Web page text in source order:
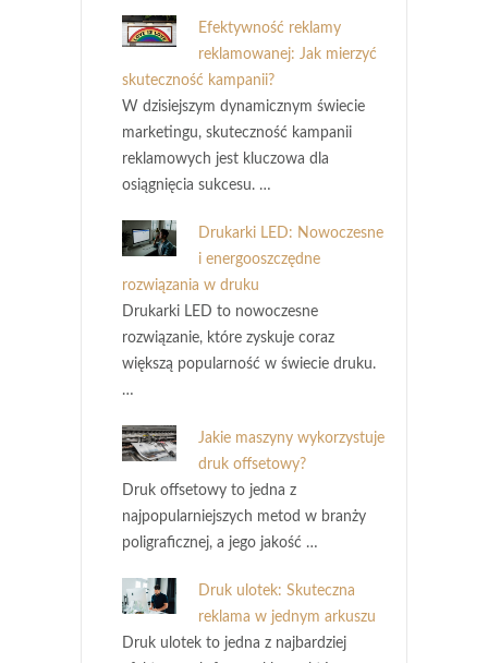
Efektywność reklamy
reklamowanej: Jak mierzyć
skuteczność kampanii?
W dzisiejszym dynamicznym świecie
marketingu, skuteczność kampanii
reklamowych jest kluczowa dla
osiągnięcia sukcesu. …
Drukarki LED: Nowoczesne
i energooszczędne
rozwiązania w druku
Drukarki LED to nowoczesne
rozwiązanie, które zyskuje coraz
większą popularność w świecie druku.
…
Jakie maszyny wykorzystuje
druk offsetowy?
Druk offsetowy to jedna z
najpopularniejszych metod w branży
poligraficznej, a jego jakość …
Druk ulotek: Skuteczna
reklama w jednym arkuszu
Druk ulotek to jedna z najbardziej